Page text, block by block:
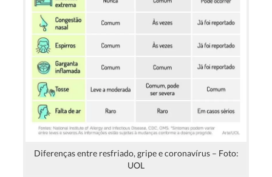
Diferenças entre resfriado, gripe e coronavírus – Foto:
UOL